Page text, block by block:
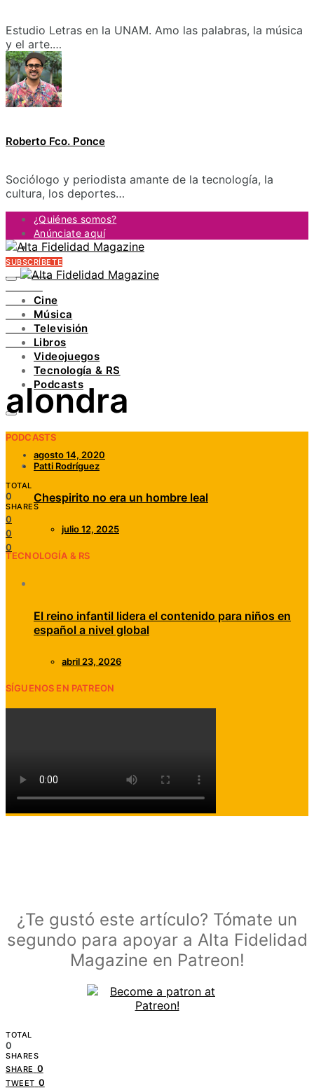
Estudio Letras en la UNAM. Amo las palabras, la música
y el arte.…
Roberto Fco. Ponce
Sociólogo y periodista amante de la tecnología, la
cultura, los deportes…
¿Quiénes somos?
Anúnciate aquí
Contacto
FACEBOOK
INSTAGRAM
PINTEREST
YOUTUBE
LINKEDIN
SUBSCRÍBETE
Cine
Música
Televisión
Libros
Videojuegos
Tecnología & RS
Podcasts
PODCASTS
Chespirito no era un hombre leal
julio 12, 2025
TECNOLOGÍA & RS
El reino infantil lidera el contenido para niños en
español a nivel global
abril 23, 2026
SÍGUENOS EN PATREON
alondra
agosto 14, 2020
Patti Rodríguez
TOTAL
0
SHARES
0
0
0
¿Te gustó este artículo? Tómate un
segundo para apoyar a Alta Fidelidad
Magazine en Patreon!
TOTAL
0
SHARES
SHARE 0
TWEET 0